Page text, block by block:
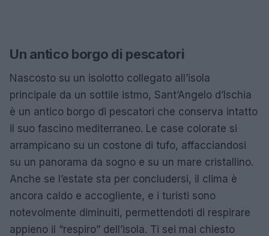
Un antico borgo di pescatori
Nascosto su un isolotto collegato all’isola
principale da un sottile istmo, Sant’Angelo d’Ischia
è un antico borgo di pescatori che conserva intatto
il suo fascino mediterraneo. Le case colorate si
arrampicano su un costone di tufo, affacciandosi
su un panorama da sogno e su un mare cristallino.
Anche se l’estate sta per concludersi, il clima è
ancora caldo e accogliente, e i turisti sono
notevolmente diminuiti, permettendoti di respirare
appieno il “respiro” dell’isola. Ti sei mai chiesto